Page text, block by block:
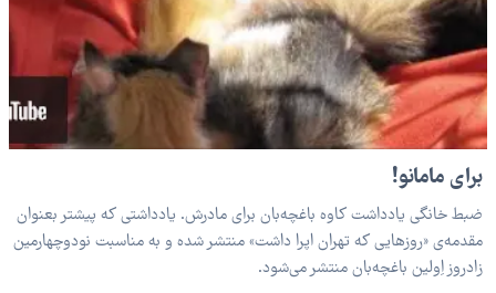
برای مامانو!
ضبط خانگی یادداشت کاوه باغچه‌بان برای مادرش. یادداشتی که پیشتر بعنوان
مقدمه‌ی «روزهایی که تهران اپرا داشت» منتشر شده و به مناسبت نودوچهارمین
زادروز اِولین باغچه‌بان منتشر می‌شود.